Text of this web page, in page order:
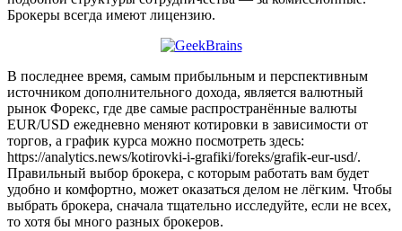
Брокеры всегда имеют лицензию.
В последнее время, самым прибыльным и перспективным
источником дополнительного дохода, является валютный
рынок Форекс, где две самые распространённые валюты
EUR/USD ежедневно меняют котировки в зависимости от
торгов, а график курса можно посмотреть здесь:
https://analytics.news/kotirovki-i-grafiki/foreks/grafik-eur-usd/.
Правильный выбор брокера, с которым работать вам будет
удобно и комфортно, может оказаться делом не лёгким. Чтобы
выбрать брокера, сначала тщательно исследуйте, если не всех,
то хотя бы много разных брокеров.